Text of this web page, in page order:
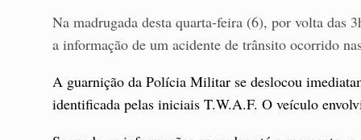
Na madrugada desta quarta-feira (6), por volta das
a informação de um acidente de trânsito ocorrido
A guarnição da Polícia Militar se deslocou
identificada pelas iniciais T.W.A.F. O veículo